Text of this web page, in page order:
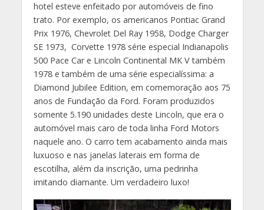
hotel esteve enfeitado por automóveis de fino
trato. Por exemplo, os americanos Pontiac Grand
Prix 1976, Chevrolet Del Ray 1958, Dodge Charger
SE 1973, Corvette 1978 série especial Indianapolis
500 Pace Car e Lincoln Continental MK V também
1978 e também de uma série especialíssima: a
Diamond Jubilee Edition, em comemoração aos 75
anos de Fundação da Ford. Foram produzidos
somente 5.190 unidades deste Lincoln, que era o
automóvel mais caro de toda linha Ford Motors
naquele ano. O carro tem acabamento ainda mais
luxuoso e nas janelas laterais em forma de
escotilha, além da inscrição, uma pedrinha
imitando diamante. Um verdadeiro luxo!